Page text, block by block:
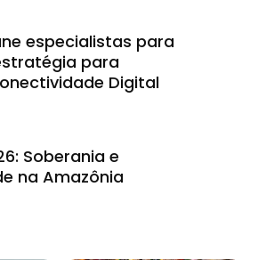
especialistas para
para
Digital
Soberania e
na Amazônia